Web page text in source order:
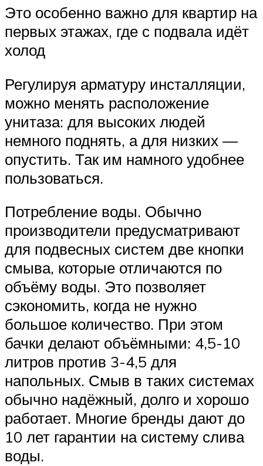
Это особенно важно для квартир на
первых этажах, где с подвала идёт
холод
Регулируя арматуру инсталляции,
можно менять расположение
унитаза: для высоких людей
немного поднять, а для низких —
опустить. Так им намного удобнее
пользоваться.
Потребление воды. Обычно
производители предусматривают
для подвесных систем две кнопки
смыва, которые отличаются по
объёму воды. Это позволяет
сэкономить, когда не нужно
большое количество. При этом
бачки делают объёмными: 4,5-10
литров против 3-4,5 для
напольных. Смыв в таких системах
обычно надёжный, долго и хорошо
работает. Многие бренды дают до
10 лет гарантии на систему слива
воды.